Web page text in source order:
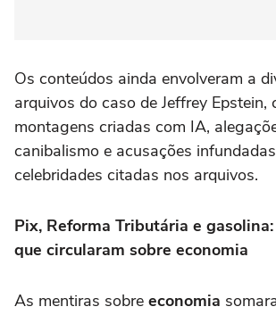
Os conteúdos ainda envolveram a
arquivos do caso de Jeffrey Epstein,
montagens criadas com IA,
canibalismo e acusações
celebridades citadas nos arquivos.
Pix, Reforma Tributária e
que circularam sobre economia
As mentiras sobre economia